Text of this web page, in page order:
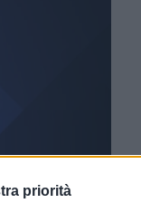
priorità